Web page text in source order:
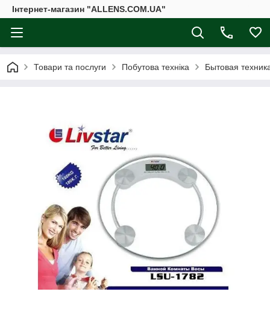
Інтернет-магазин "ALLENS.COM.UA"
Товари та послуги Побутова техніка Бытовая